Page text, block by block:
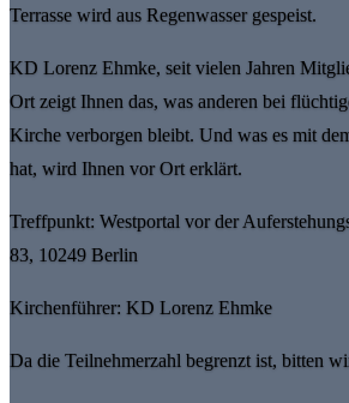
Terrasse wird aus Regenwasser gespeist.
KD Lorenz Ehmke, seit vielen Jahren
Ort zeigt Ihnen das, was anderen bei
Kirche verborgen bleibt. Und was es mit
hat, wird Ihnen vor Ort erklärt.
Treffpunkt: Westportal vor der
83, 10249 Berlin
Kirchenführer: KD Lorenz Ehmke
Da die Teilnehmerzahl begrenzt ist, bitten